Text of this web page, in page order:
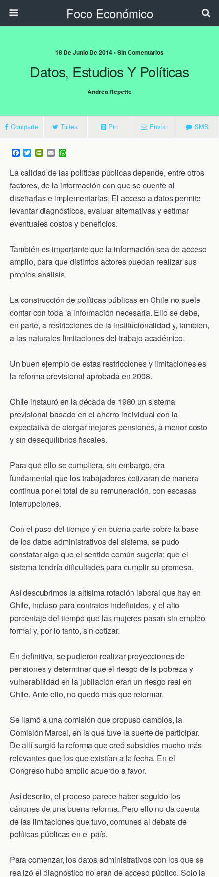
Foco Económico
18 De Junio De 2014 • Sin Comentarios
Datos, Estudios Y Políticas
Andrea Repetto
Comparte Tuitea Pin Envía SMS
F
a
e
b
o
o
k
T
w
i
t
t
e
r
P
i
n
t
F
r
i
e
n
y
E
m
i
l
t
s
A
p
p
La calidad de las políticas públicas depende, entre otros
factores, de la información con que se cuente al
diseñarlas e implementarlas. El acceso a datos permite
levantar diagnósticos, evaluar alternativas y estimar
eventuales costos y beneficios.
También es importante que la información sea de acceso
amplio, para que distintos actores puedan realizar sus
propios análisis.
La construcción de políticas públicas en Chile no suele
contar con toda la información necesaria. Ello se debe,
en parte, a restricciones de la institucionalidad y, también,
a las naturales limitaciones del trabajo académico.
Un buen ejemplo de estas restricciones y limitaciones es
la reforma previsional aprobada en 2008.
Chile instauró en la década de 1980 un sistema
previsional basado en el ahorro individual con la
expectativa de otorgar mejores pensiones, a menor costo
y sin desequilibrios fiscales.
Para que ello se cumpliera, sin embargo, era
fundamental que los trabajadores cotizaran de manera
continua por el total de su remuneración, con escasas
interrupciones.
Con el paso del tiempo y en buena parte sobre la base
de los datos administrativos del sistema, se pudo
constatar algo que el sentido común sugería: que el
sistema tendría dificultades para cumplir su promesa.
Así descubrimos la altísima rotación laboral que hay en
Chile, incluso para contratos indefinidos, y el alto
porcentaje del tiempo que las mujeres pasan sin empleo
formal y, por lo tanto, sin cotizar.
En definitiva, se pudieron realizar proyecciones de
pensiones y determinar que el riesgo de la pobreza y
vulnerabilidad en la jubilación eran un riesgo real en
Chile. Ante ello, no quedó más que reformar.
Se llamó a una comisión que propuso cambios, la
Comisión Marcel, en la que tuve la suerte de participar.
De allí surgió la reforma que creó subsidios mucho más
relevantes que los que existían a la fecha. En el
Congreso hubo amplio acuerdo a favor.
Así descrito, el proceso parece haber seguido los
cánones de una buena reforma. Pero ello no da cuenta
de las limitaciones que tuvo, comunes al debate de
políticas públicas en el país.
Para comenzar, los datos administrativos con los que se
realizó el diagnóstico no eran de acceso público. Solo la